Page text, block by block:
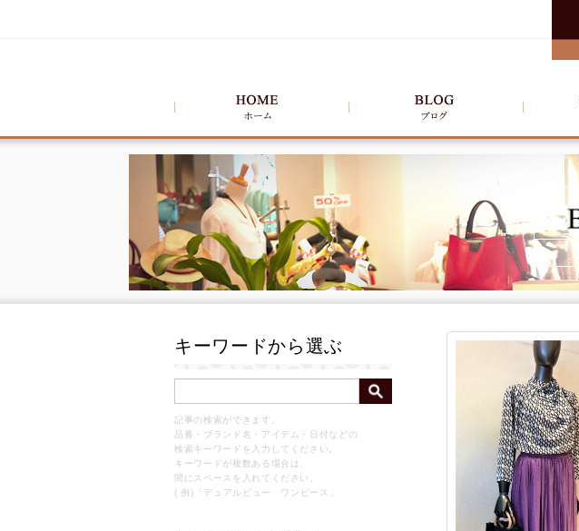
キーワードから選ぶ
記事の検索ができます。
品番・ブランド名・アイテム・日付などの
検索キーワードを入力してください。
キーワードが複数ある場合は、
間にスペースを入れてください。
( 例)「デュアルビュー ワンピース」